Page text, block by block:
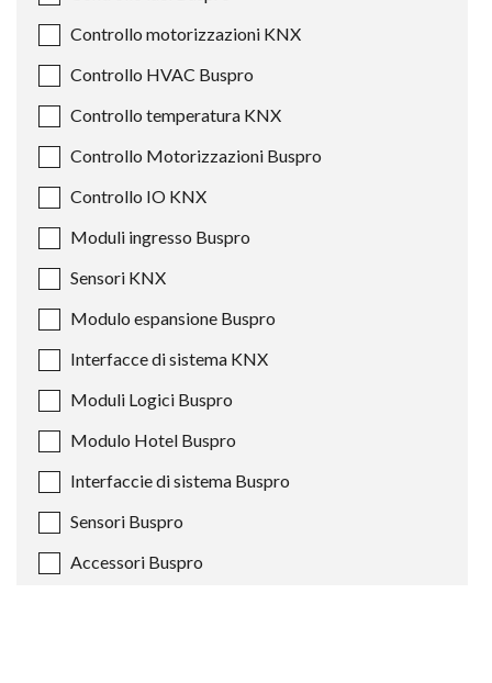
Controllo motorizzazioni KNX
Controllo HVAC Buspro
Controllo temperatura KNX
Controllo Motorizzazioni Buspro
Controllo IO KNX
Moduli ingresso Buspro
Sensori KNX
Modulo espansione Buspro
Interfacce di sistema KNX
Moduli Logici Buspro
Modulo Hotel Buspro
Interfaccie di sistema Buspro
Sensori Buspro
Accessori Buspro